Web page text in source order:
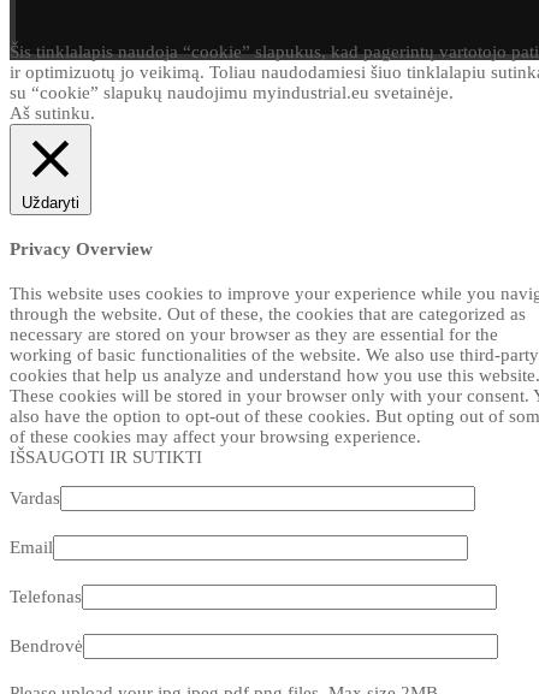
Šis tinklalapis naudoja “cookie” slapukus, kad pagerintų vartotojo
ir optimizuotų jo veikimą. Toliau naudodamiesi šiuo tinklalapiu
su “cookie” slapukų naudojimu myindustrial.eu svetainėje.
Aš sutinku.
Uždaryti
Privacy Overview
This website uses cookies to improve your experience while you
through the website. Out of these, the cookies that are categorized as
necessary are stored on your browser as they are essential for the
working of basic functionalities of the website. We also use third-party
cookies that help us analyze and understand how you use this website.
These cookies will be stored in your browser only with your consent.
also have the option to opt-out of these cookies. But opting out of
of these cookies may affect your browsing experience.
IŠSAUGOTI IR SUTIKTI
Vardas
Email
Telefonas
Bendrovė